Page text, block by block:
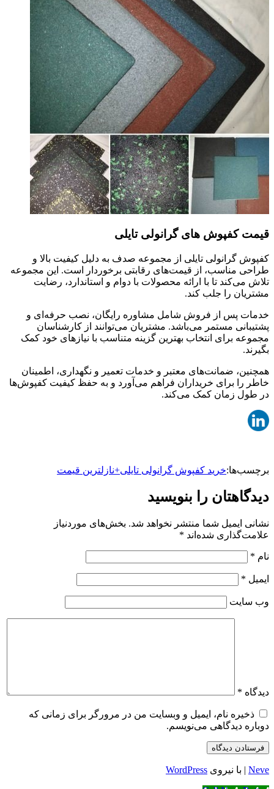
قیمت کفپوش های گرانولی تایلی
کفپوش گرانولی تایلی از مجموعه صدف به دلیل کیفیت بالا و
طراحی مناسب، از قیمت‌های رقابتی برخوردار است. این مجموعه
تلاش می‌کند تا با ارائه محصولات با دوام و استاندارد، رضایت
مشتریان را جلب کند.
خدمات پس از فروش شامل مشاوره رایگان، نصب حرفه‌ای و
پشتیبانی مستمر می‌باشد. مشتریان می‌توانند از کارشناسان
مجموعه برای انتخاب بهترین گزینه متناسب با نیازهای خود کمک
بگیرند.
همچنین، ضمانت‌های معتبر و خدمات تعمیر و نگهداری، اطمینان
خاطر را برای خریداران فراهم می‌آورد و به حفظ کیفیت کفپوش‌ها
در طول زمان کمک می‌کند.
برچسب‌ها:خرید کفپوش گرانولی تایلی+نازلترین قیمت
دیدگاهتان را بنویسید
نشانی ایمیل شما منتشر نخواهد شد. بخش‌های موردنیاز
علامت‌گذاری شده‌اند *
نام *
ایمیل *
وب‌ سایت
دیدگاه *
ذخیره نام، ایمیل و وبسایت من در مرورگر برای زمانی که
دوباره دیدگاهی می‌نویسم.
Neve | با نیروی WordPress